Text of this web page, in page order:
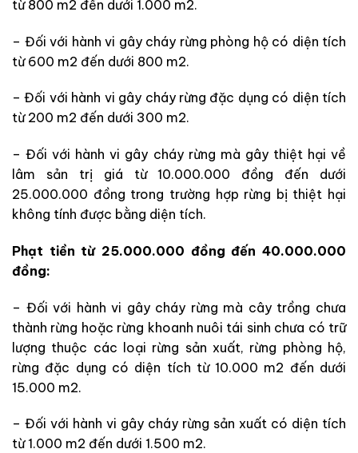
từ 800 m2 đến dưới 1.000 m2.
– Đối với hành vi gây cháy rừng phòng hộ có diện tích
từ 600 m2 đến dưới 800 m2.
– Đối với hành vi gây cháy rừng đặc dụng có diện tích
từ 200 m2 đến dưới 300 m2.
– Đối với hành vi gây cháy rừng mà gây thiệt hại về
lâm sản trị giá từ 10.000.000 đồng đến dưới
25.000.000 đồng trong trường hợp rừng bị thiệt hại
không tính được bằng diện tích.
Phạt tiền từ 25.000.000 đồng đến 40.000.000
đồng:
– Đối với hành vi gây cháy rừng mà cây trồng chưa
thành rừng hoặc rừng khoanh nuôi tái sinh chưa có trữ
lượng thuộc các loại rừng sản xuất, rừng phòng hộ,
rừng đặc dụng có diện tích từ 10.000 m2 đến dưới
15.000 m2.
– Đối với hành vi gây cháy rừng sản xuất có diện tích
từ 1.000 m2 đến dưới 1.500 m2.